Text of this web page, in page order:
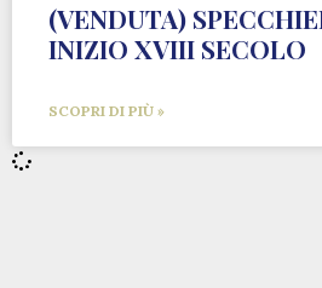
(VENDUTA)
INIZIO XVIII SECOLO
SCOPRI DI PIÙ »